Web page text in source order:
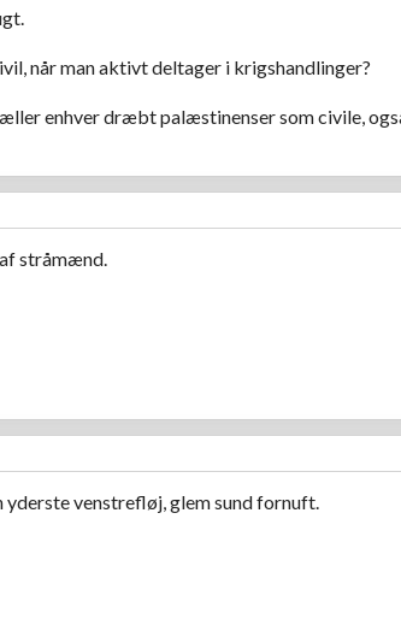
når man aktivt deltager i krigshandlinger?
enhver dræbt palæstinenser som civile,
stråmænd.
venstrefløj, glem sund fornuft.